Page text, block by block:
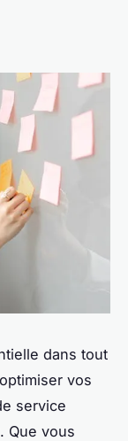
dans tout
vos
service
Que vous